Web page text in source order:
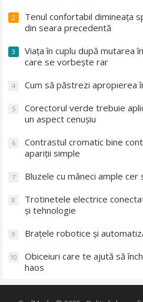
2
Tenul confortabil dimineața
din seara precedentă
3
Viața în cuplu după mutarea
care se vorbește rar
4 Cum să păstrezi apropierea
5
Corectorul verde trebuie
un aspect cenușiu
6
Contrastul cromatic bine
apariții simple
7 Bluzele cu mâneci ample
8
Trotinetele electrice
și tehnologie
9 Brațele robotice și
10
Obiceiuri care te ajută să
haos